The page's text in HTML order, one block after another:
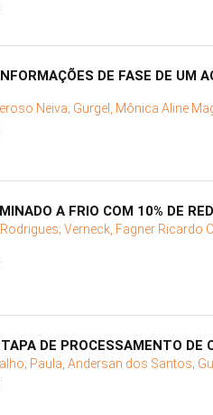
DE FASE DE UM
Neiva; Gurgel, Mônica Aline
A FRIO COM 10% DE
Verneck, Fagner Ricardo
DE PROCESSAMENTO DE
Paula, Andersan dos Santos;